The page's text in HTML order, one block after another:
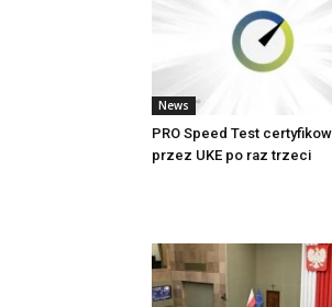
News
PRO Speed Test
przez UKE po raz trzeci